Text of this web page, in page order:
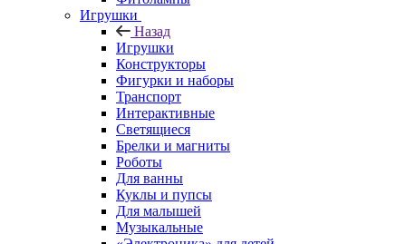
Игрушки
Назад
Игрушки
Конструкторы
Фигурки и наборы
Транспорт
Интерактивные
Светящиеся
Брелки и магниты
Роботы
Для ванны
Куклы и пупсы
Для малышей
Музыкальные